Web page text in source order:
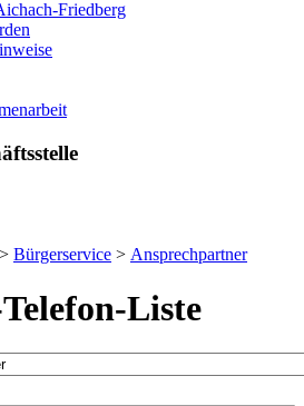
Friedberg
> Bürgerservice > Ansprechpartner
Liste